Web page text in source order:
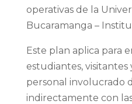
operativas de la
Bucaramanga –
Este plan aplica para
estudiantes, visitantes
personal involucrado
indirectamente con